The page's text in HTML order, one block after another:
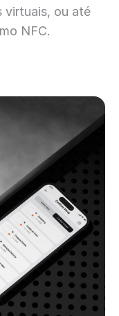
virtuais, ou até
NFC.